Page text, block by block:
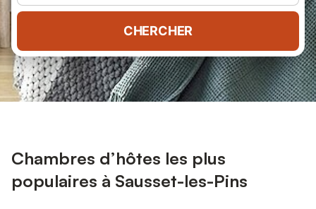
CHERCHER
Chambres d’hôtes les plus
populaires à Sausset-les-Pins